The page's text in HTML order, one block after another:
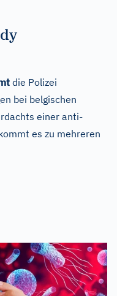
die Polizei
bei belgischen
einer anti-
es zu mehreren